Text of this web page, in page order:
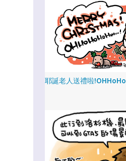
耶誕老人送禮啦!OHHoHo